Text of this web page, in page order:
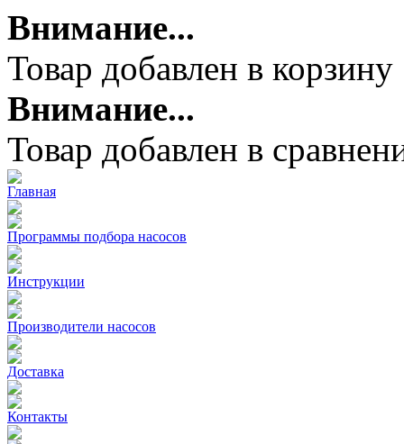
Внимание...
Товар добавлен в корзину
Внимание...
Товар добавлен в
Главная
Программы подбора насосов
Инструкции
Производители насосов
Доставка
Контакты